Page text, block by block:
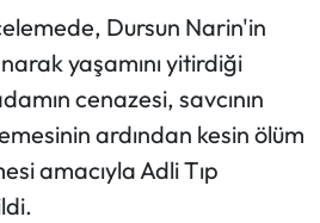
Dursun Narin'in
yaşamını yitirdiği
cenazesi, savcının
ardından kesin ölüm
amacıyla Adli Tıp